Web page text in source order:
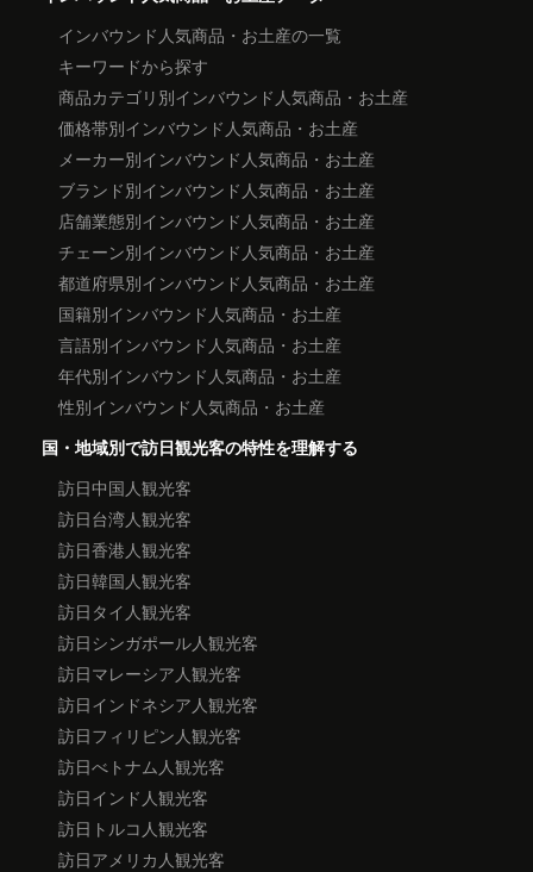
インバウンド人気商品・お土産の一覧
キーワードから探す
商品カテゴリ別インバウンド人気商品・お土産
価格帯別インバウンド人気商品・お土産
メーカー別インバウンド人気商品・お土産
ブランド別インバウンド人気商品・お土産
店舗業態別インバウンド人気商品・お土産
チェーン別インバウンド人気商品・お土産
都道府県別インバウンド人気商品・お土産
国籍別インバウンド人気商品・お土産
言語別インバウンド人気商品・お土産
年代別インバウンド人気商品・お土産
性別インバウンド人気商品・お土産
国・地域別で訪日観光客の特性を理解する
訪日中国人観光客
訪日台湾人観光客
訪日香港人観光客
訪日韓国人観光客
訪日タイ人観光客
訪日シンガポール人観光客
訪日マレーシア人観光客
訪日インドネシア人観光客
訪日フィリピン人観光客
訪日べトナム人観光客
訪日インド人観光客
訪日トルコ人観光客
訪日アメリカ人観光客